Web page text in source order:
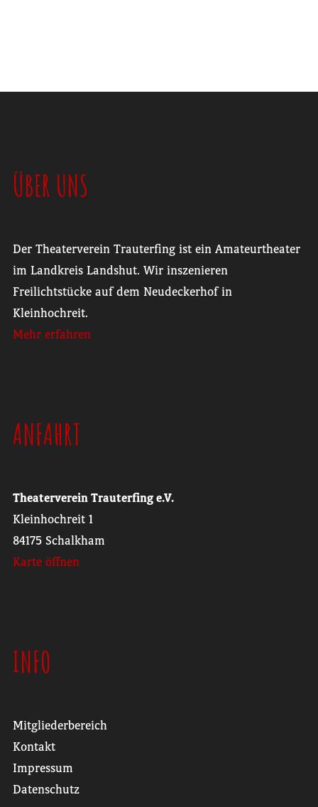
ÜBER UNS
Der Theaterverein Trauterfing ist ein Amateurtheater
im Landkreis Landshut. Wir inszenieren
Freilichtstücke auf dem Neudeckerhof in
Kleinhochreit.
Mehr erfahren
ANFAHRT
Theaterverein Trauterfing e.V.
Kleinhochreit 1
84175 Schalkham
Karte öffnen
INFO
Mitgliederbereich
Kontakt
Impressum
Datenschutz